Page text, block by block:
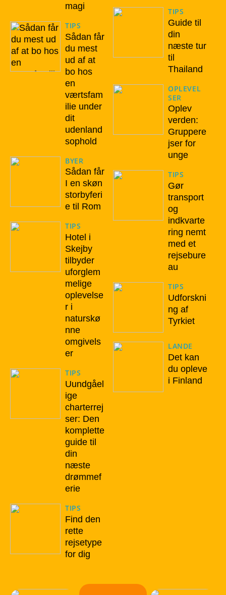
magi
TIPS
Sådan får
du mest
ud af at
bo hos
en
værtsfam
ilie under
dit
udenland
sophold
BYER
Sådan får
I en skøn
storbyferi
e til Rom
TIPS
Hotel i
Skejby
tilbyder
uforglem
melige
oplevelse
r i
naturskø
nne
omgivels
er
TIPS
Uundgåel
ige
charterrej
ser: Den
komplette
guide til
din
næste
drømmef
erie
TIPS
Find den
rette
rejsetype
for dig
TIPS
Guide til
din
næste tur
til
Thailand
OPLEVEL
SER
Oplev
verden:
Gruppere
jser for
unge
TIPS
Gør
transport
og
indkvarte
ring nemt
med et
rejsebure
au
TIPS
Udforskni
ng af
Tyrkiet
LANDE
Det kan
du opleve
i Finland